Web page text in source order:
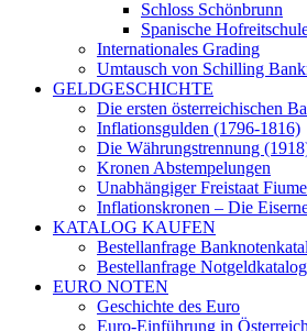
Schloss Schönbrunn
Spanische
Internationales Grading
Umtausch von Schilling
GELDGESCHICHTE
Die ersten österreichischen
Inflationsgulden (1796-1816)
Die Währungstrennung
Kronen Abstempelungen
Unabhängiger Freistaat
Inflationskronen – Die
KATALOG KAUFEN
Bestellanfrage
Bestellanfrage Notgeldkatalog
EURO NOTEN
Geschichte des Euro
Euro-Einführung in Österreich